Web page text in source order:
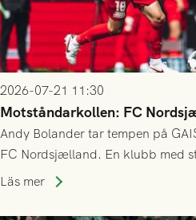
2026-07-21 11:30
Motståndarkollen: FC
Andy Bolander tar tempen på
FC Nordsjælland. En klubb med
publiksnitt, ett lag med både
Läs mer